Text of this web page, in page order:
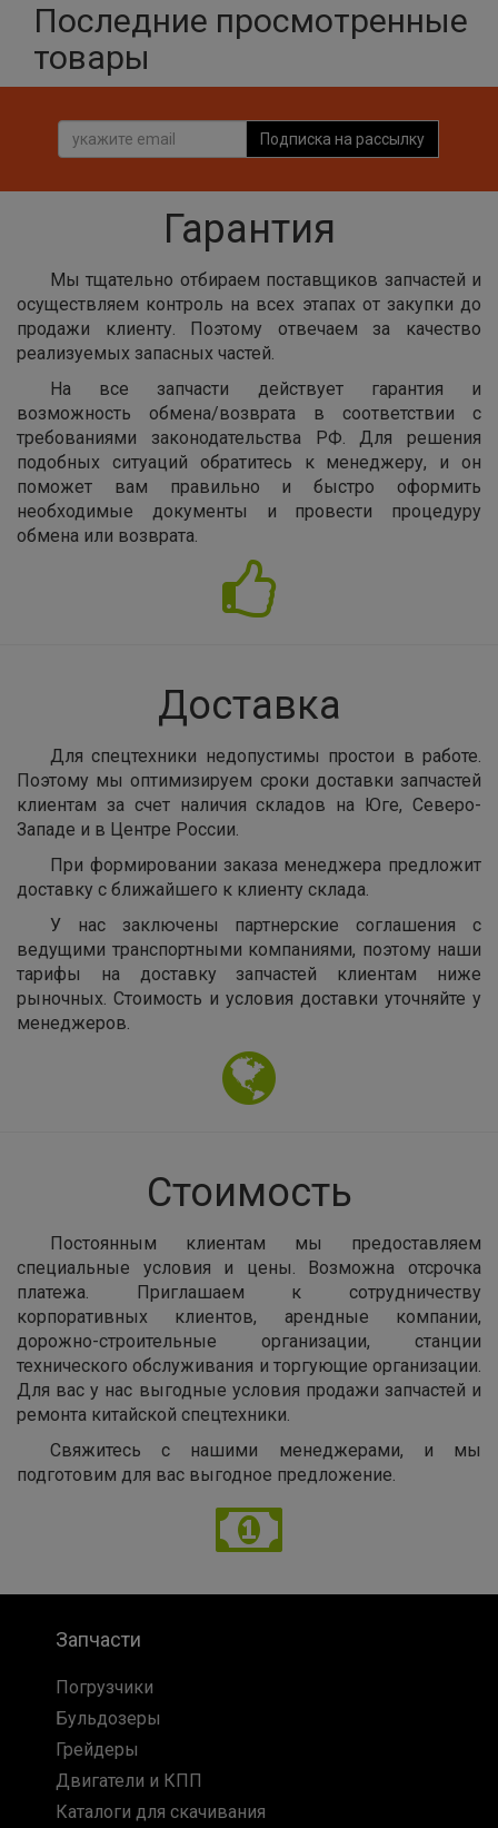
Последние просмотренные
товары
Подписка на рассылку
Гарантия
Мы тщательно отбираем поставщиков запчастей и
осуществляем контроль на всех этапах от закупки до
продажи клиенту. Поэтому отвечаем за качество
реализуемых запасных частей.
На все запчасти действует гарантия и
возможность обмена/возврата в соответствии с
требованиями законодательства РФ. Для решения
подобных ситуаций обратитесь к менеджеру, и он
поможет вам правильно и быстро оформить
необходимые документы и провести процедуру
обмена или возврата.
Доставка
Для спецтехники недопустимы простои в работе.
Поэтому мы оптимизируем сроки доставки запчастей
клиентам за счет наличия складов на Юге, Северо-
Западе и в Центре России.
При формировании заказа менеджера предложит
доставку с ближайшего к клиенту склада.
У нас заключены партнерские соглашения с
ведущими транспортными компаниями, поэтому наши
тарифы на доставку запчастей клиентам ниже
рыночных. Стоимость и условия доставки уточняйте у
менеджеров.
Стоимость
Постоянным клиентам мы предоставляем
специальные условия и цены. Возможна отсрочка
платежа. Приглашаем к сотрудничеству
корпоративных клиентов, арендные компании,
дорожно-строительные организации, станции
технического обслуживания и торгующие организации.
Для вас у нас выгодные условия продажи запчастей и
ремонта китайской спецтехники.
Свяжитесь с нашими менеджерами, и мы
подготовим для вас выгодное предложение.
Запчасти
Погрузчики
Бульдозеры
Грейдеры
Двигатели и КПП
Каталоги для скачивания